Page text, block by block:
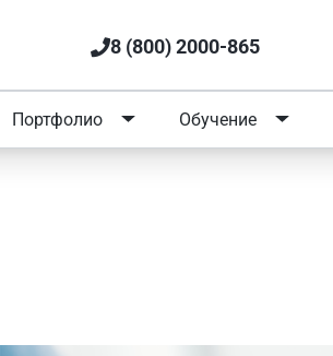
8 (800) 2000-865
Портфолио Обучение